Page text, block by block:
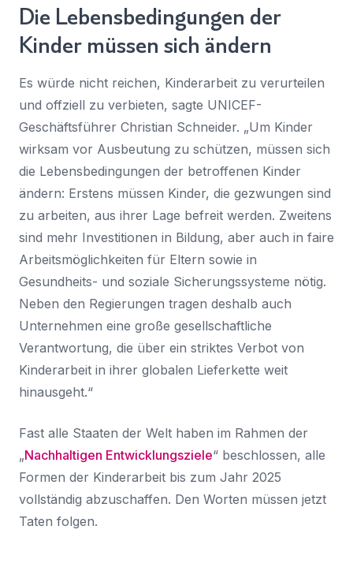
Die Lebensbedingungen der
Kinder müssen sich ändern
Es würde nicht reichen, Kinderarbeit zu verurteilen
und offziell zu verbieten, sagte UNICEF-
Geschäftsführer Christian Schneider. „Um Kinder
wirksam vor Ausbeutung zu schützen, müssen sich
die Lebensbedingungen der betroffenen Kinder
ändern: Erstens müssen Kinder, die gezwungen sind
zu arbeiten, aus ihrer Lage befreit werden. Zweitens
sind mehr Investitionen in Bildung, aber auch in faire
Arbeitsmöglichkeiten für Eltern sowie in
Gesundheits- und soziale Sicherungssysteme nötig.
Neben den Regierungen tragen deshalb auch
Unternehmen eine große gesellschaftliche
Verantwortung, die über ein striktes Verbot von
Kinderarbeit in ihrer globalen Lieferkette weit
hinausgeht.“
Fast alle Staaten der Welt haben im Rahmen der
„Nachhaltigen Entwicklungsziele“ beschlossen, alle
Formen der Kinderarbeit bis zum Jahr 2025
vollständig abzuschaffen. Den Worten müssen jetzt
Taten folgen.